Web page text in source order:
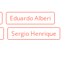
Eduardo Alberi
Sergio Henrique